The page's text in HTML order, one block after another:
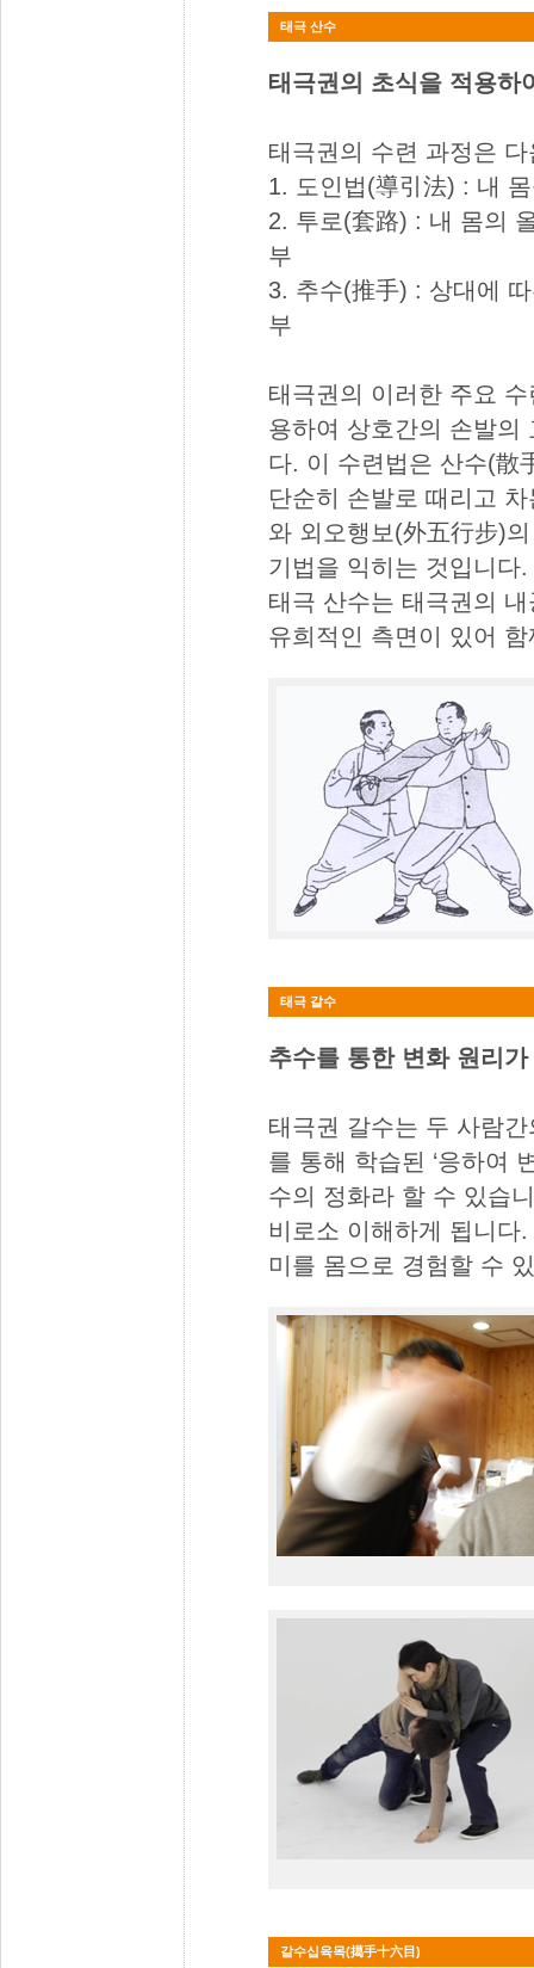
태극 산수
태극권의 초식을 적용하
태극권의 수련 과정은
1. 도인법(導引法) : 내
2. 투로(套路) : 내 몸의
부
3. 추수(推手) : 상대에
부
태극권의 이러한 주요
용하여 상호간의 손발의
다. 이 수련법은 산수(散
단순히 손발로 때리고
와 외오행보(外五行步)
기법을 익히는 것입니다
태극 산수는 태극권의
유희적인 측면이 있어
태극 갈수
추수를 통한 변화 원리
태극권 갈수는 두 사람
를 통해 학습된 ‘응하여
수의 정화라 할 수 있습
비로소 이해하게 됩니다
미를 몸으로 경험할 수
갈수십육목(擖手十六目)